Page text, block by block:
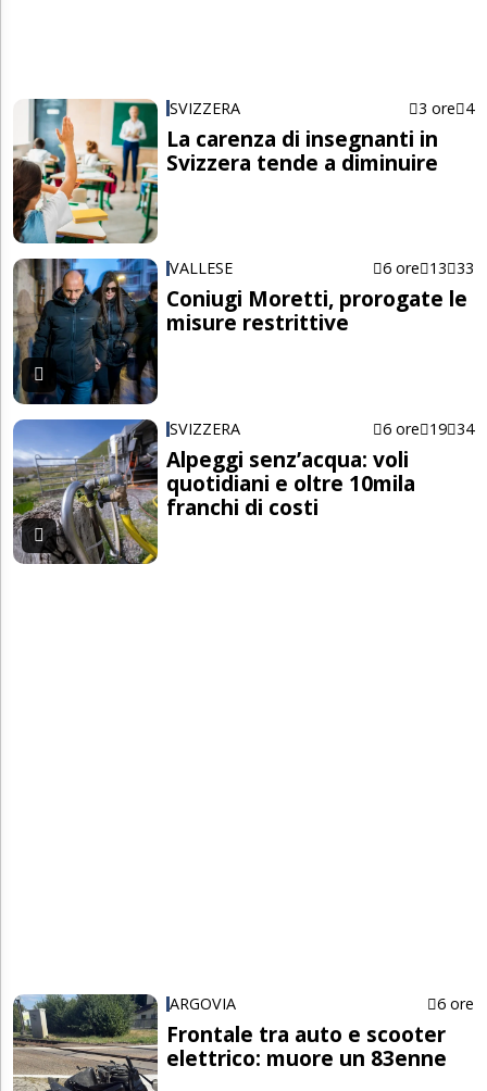
SVIZZERA 3 ore 4
La carenza di insegnanti in
Svizzera tende a diminuire
VALLESE 6 ore 13 33
Coniugi Moretti, prorogate le
misure restrittive
SVIZZERA 6 ore 19 34
Alpeggi senz’acqua: voli
quotidiani e oltre 10mila
franchi di costi
ARGOVIA 6 ore
Frontale tra auto e scooter
elettrico: muore un 83enne